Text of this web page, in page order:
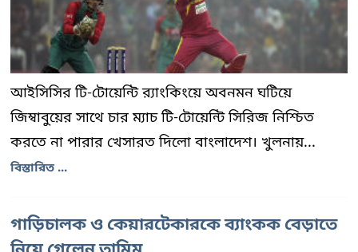
আইসিসির টি-টোয়েন্টি র‌্যাংকিংয়ে অবনমন ঘটিয়ে
জিম্বাবুয়ের সাথে চার ম্যাচ টি-টোয়েন্টি সিরিজ নিশ্চিত
করতে না পারার খেসারত দিলো বাংলাদেশ। খুলনায়...
বিস্তারিত ...
গাড়িচালক ও কেয়ারটেকারকে ব্যাংকক বেড়াতে